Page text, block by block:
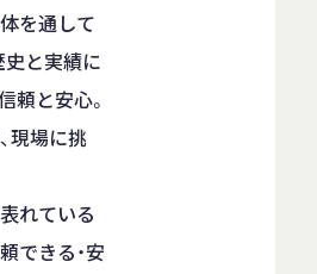
を通して
史と実績に
頼と安心。
現場に挑
れている
できる・安